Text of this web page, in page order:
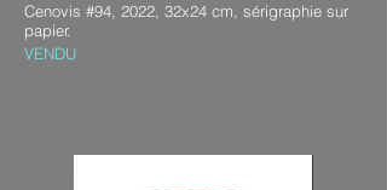
Cenovis #94, 2022, 32x24 cm, sérigraphie sur
papier.
VENDU